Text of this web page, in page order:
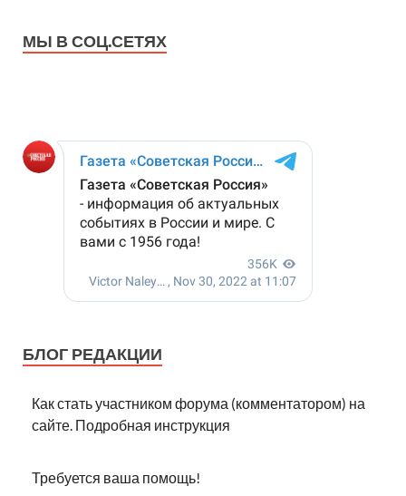
МЫ В СОЦ.СЕТЯХ
БЛОГ РЕДАКЦИИ
Как стать участником форума (комментатором) на
сайте. Подробная инструкция
Требуется ваша помощь!